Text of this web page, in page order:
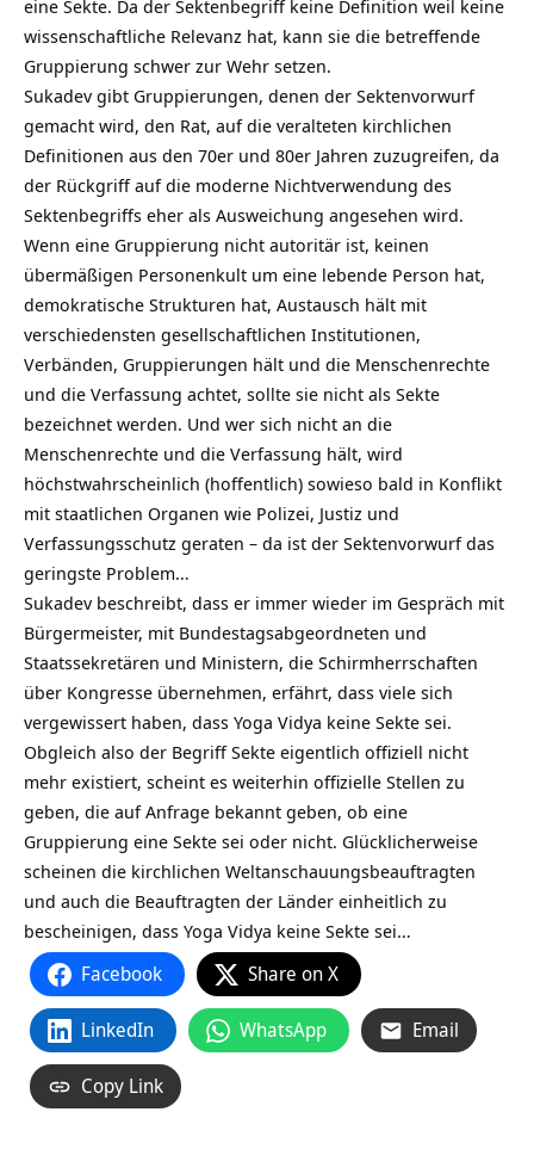
eine Sekte. Da der Sektenbegriff keine Definition weil keine
wissenschaftliche Relevanz hat, kann sie die betreffende
Gruppierung schwer zur Wehr setzen.
Sukadev gibt Gruppierungen, denen der Sektenvorwurf
gemacht wird, den Rat, auf die veralteten kirchlichen
Definitionen aus den 70er und 80er Jahren zuzugreifen, da
der Rückgriff auf die moderne Nichtverwendung des
Sektenbegriffs eher als Ausweichung angesehen wird.
Wenn eine Gruppierung nicht autoritär ist, keinen
übermäßigen Personenkult um eine lebende Person hat,
demokratische Strukturen hat, Austausch hält mit
verschiedensten gesellschaftlichen Institutionen,
Verbänden, Gruppierungen hält und die Menschenrechte
und die Verfassung achtet, sollte sie nicht als Sekte
bezeichnet werden. Und wer sich nicht an die
Menschenrechte und die Verfassung hält, wird
höchstwahrscheinlich (hoffentlich) sowieso bald in Konflikt
mit staatlichen Organen wie Polizei, Justiz und
Verfassungsschutz geraten – da ist der Sektenvorwurf das
geringste Problem…
Sukadev beschreibt, dass er immer wieder im Gespräch mit
Bürgermeister, mit Bundestagsabgeordneten und
Staatssekretären und Ministern, die Schirmherrschaften
über Kongresse übernehmen, erfährt, dass viele sich
vergewissert haben, dass Yoga Vidya keine Sekte sei.
Obgleich also der Begriff Sekte eigentlich offiziell nicht
mehr existiert, scheint es weiterhin offizielle Stellen zu
geben, die auf Anfrage bekannt geben, ob eine
Gruppierung eine Sekte sei oder nicht. Glücklicherweise
scheinen die kirchlichen Weltanschauungsbeauftragten
und auch die Beauftragten der Länder einheitlich zu
bescheinigen, dass Yoga Vidya keine Sekte sei…
Facebook Share on X
LinkedIn WhatsApp Email
Copy Link